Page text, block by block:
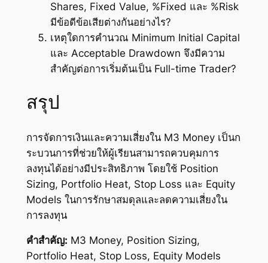
Shares, Fixed Value, %Fixed และ %Risk
มีข้อดีข้อเสียต่างกันอย่างไร?
เหตุใดการคำนวณ Minimum Initial Capital
และ Acceptable Drawdown จึงมีความ
สำคัญต่อการเริ่มต้นเป็น Full-time Trader?
สรุป
การจัดการเงินและความเสี่ยงใน M3 Money เป็นก
ระบวนการที่ช่วยให้ผู้เรียนสามารถควบคุมการ
ลงทุนได้อย่างมีประสิทธิภาพ โดยใช้ Position
Sizing, Portfolio Heat, Stop Loss และ Equity
Models ในการรักษาสมดุลและลดความเสี่ยงใน
การลงทุน
คำสำคัญ: M3 Money, Position Sizing,
Portfolio Heat, Stop Loss, Equity Models